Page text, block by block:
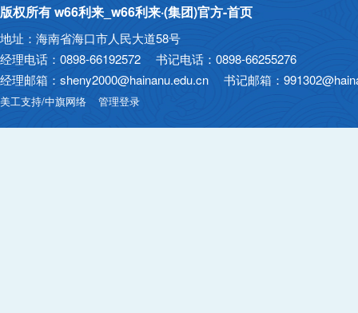
版权所有 w66利来_w66利来·(集团)官方-首页
地址：海南省海口市人民大道58号
经理电话：0898-66192572 书记电话：0898-66255276
经理邮箱：sheny2000@hainanu.edu.cn 书记邮箱：
美工支持/中旗网络 管理登录